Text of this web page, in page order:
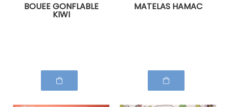
BOUEE GONFLABLE
KIWI
MATELAS HAMAC